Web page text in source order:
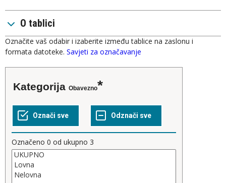
O tablici
Označite vaš odabir i izaberite između tablice na zaslonu i
formata datoteke. Savjeti za označavanje
Kategorija Obavezno
Označeno 0 od ukupno 3